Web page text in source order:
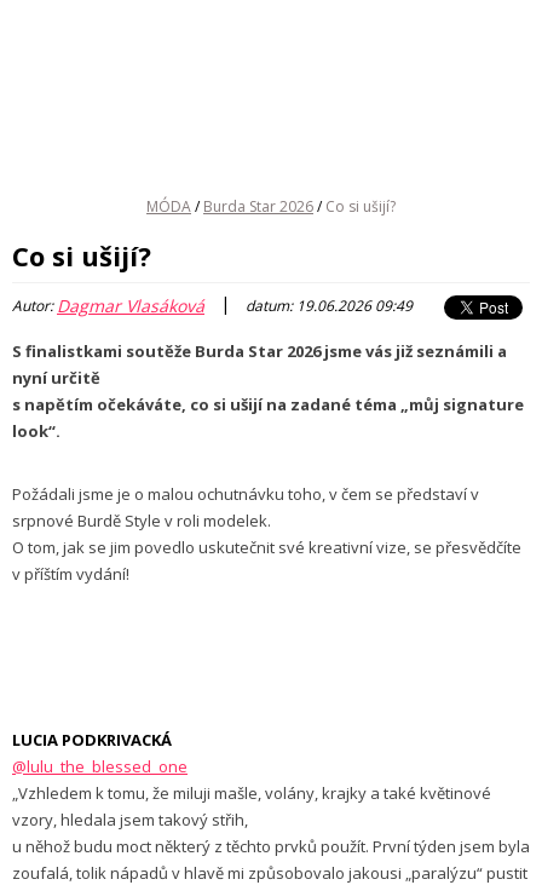
MÓDA/ Burda Star 2026/ Co si ušijí?
Co si ušijí?
Autor:Dagmar Vlasáková | datum: 19.06.2026 09:49
S finalistkami soutěže Burda Star 2026 jsme vás již seznámili a
nyní určitě
s napětím očekáváte, co si ušijí na zadané téma „můj signature
look“.
Požádali jsme je o malou ochutnávku toho, v čem se představí v
srpnové Burdě Style v roli modelek.
O tom, jak se jim povedlo uskutečnit své kreativní vize, se přesvědčíte
v příštím vydání!
LUCIA PODKRIVACKÁ
@lulu_the_blessed_one
„Vzhledem k tomu, že miluji mašle, volány, krajky a také květinové
vzory, hledala jsem takový střih,
u něhož budu moct některý z těchto prvků použít. První týden jsem byla
zoufalá, tolik nápadů v hlavě mi způsobovalo jakousi „paralýzu“ pustit